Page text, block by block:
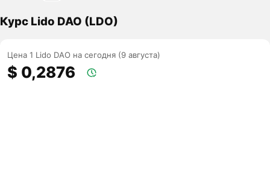
Курс Lido DAO (LDO)
Цена 1 Lido DAO на сегодня (9 августа)
$ 0,2876